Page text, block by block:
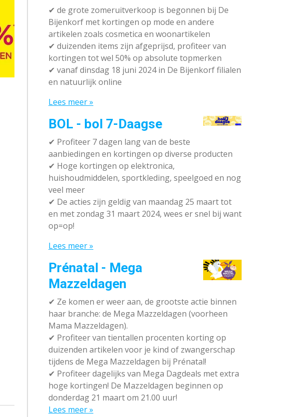
✔ de grote zomeruitverkoop is begonnen bij De
Bijenkorf met kortingen op mode en andere
artikelen zoals cosmetica en woonartikelen
✔ duizenden items zijn afgeprijsd, profiteer van
kortingen tot wel 50% op absolute topmerken
✔ vanaf dinsdag 18 juni 2024 in De Bijenkorf filialen
en natuurlijk online
Lees meer »
BOL - bol 7-Daagse
✔ Profiteer 7 dagen lang van de beste
aanbiedingen en kortingen op diverse producten
✔ Hoge kortingen op elektronica,
huishoudmiddelen, sportkleding, speelgoed en nog
veel meer
✔ De acties zijn geldig van maandag 25 maart tot
en met zondag 31 maart 2024, wees er snel bij want
op=op!
Lees meer »
Prénatal - Mega
Mazzeldagen
✔ Ze komen er weer aan, de grootste actie binnen
haar branche: de Mega Mazzeldagen (voorheen
Mama Mazzeldagen).
✔ Profiteer van tientallen procenten korting op
duizenden artikelen voor je kind of zwangerschap
tijdens de Mega Mazzeldagen bij Prénatal!
✔ Profiteer dagelijks van Mega Dagdeals met extra
hoge kortingen! De Mazzeldagen beginnen op
donderdag 21 maart om 21.00 uur!
Lees meer »